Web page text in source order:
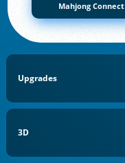
Mahjong Connect
Upgrades
3D